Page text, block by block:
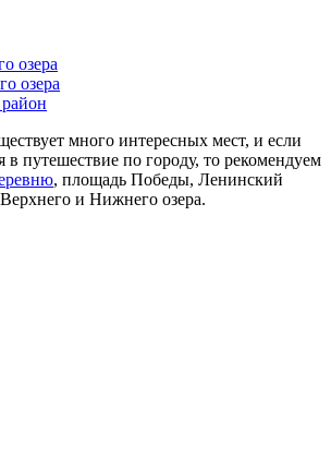
озера
озера
много интересных мест, и если
в путешествие по городу, то рекомендуем
, площадь Победы, Ленинский
и Нижнего озера.